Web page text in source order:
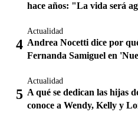
hace años: "La vida será
Actualidad
Andrea Nocetti dice por
Fernanda Samiguel en
Actualidad
A qué se dedican las hijas
conoce a Wendy, Kelly y